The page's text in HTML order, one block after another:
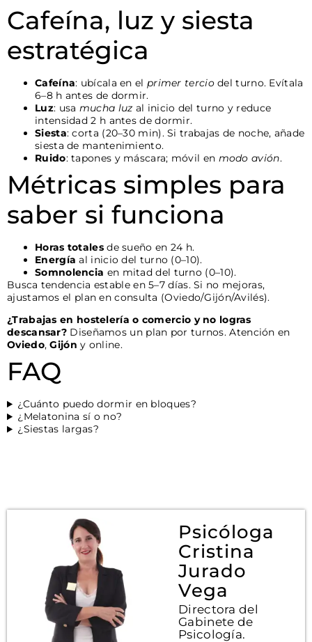
Cafeína, luz y siesta
estratégica
Cafeína: ubícala en el primer terciodel turno. Evítala
6–8 h antes de dormir.
Luz: usa mucha luz al inicio del turno y reduce
intensidad 2 h antes de dormir.
Siesta: corta (20–30 min). Si trabajas de noche, añade
siesta de mantenimiento.
Ruido: tapones y máscara; móvil en modo avión.
Métricas simples para
saber si funciona
Horas totalesde sueño en 24 h.
Energía al inicio del turno (0–10).
Somnolencia en mitad del turno (0–10).
Busca tendencia estable en 5–7 días. Si no mejoras,
ajustamos el plan en consulta (Oviedo/Gijón/Avilés).
¿Trabajas en hostelería o comercio y no logras
descansar? Diseñamos un plan por turnos. Atención en
Oviedo,Gijón y online.
FAQ
¿Cuánto puedo dormir en bloques?
¿Melatonina sí o no?
¿Siestas largas?
Psicóloga
Cristina
Jurado
Vega
Directora del
Gabinete de
Psicología.